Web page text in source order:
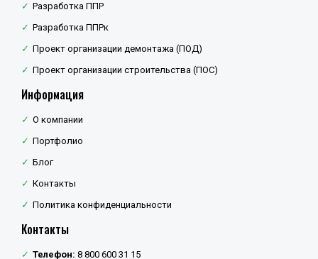
Разработка ППР
Разработка ППРк
Проект организации демонтажа (ПОД)
Проект организации строительства (ПОС)
Информация
О компании
Портфолио
Блог
Контакты
Политика конфиденциальности
Контакты
Телефон: 8 800 600 31 15